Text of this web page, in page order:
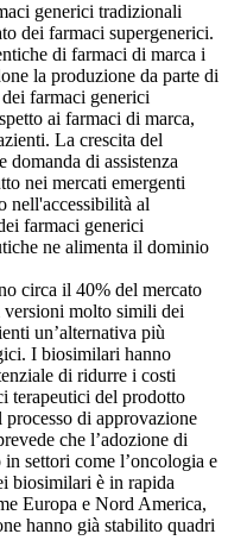
generici tradizionali
dei farmaci supergenerici.
di farmaci di marca i
la produzione da parte di
farmaci generici
ai farmaci di marca,
La crescita del
domanda di assistenza
nei mercati emergenti
nell'accessibilità al
farmaci generici
ne alimenta il dominio
circa il 40% del mercato
versioni molto simili dei
un’alternativa più
I biosimilari hanno
di ridurre i costi
terapeutici del prodotto
di approvazione
che l’adozione di
settori come l’oncologia e
biosimilari è in rapida
Europa e Nord America,
hanno già stabilito quadri